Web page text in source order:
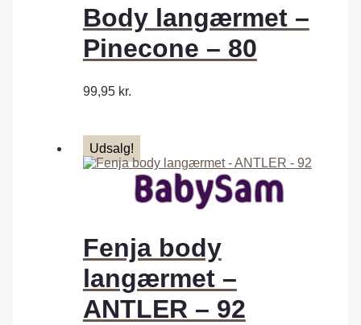
Body langærmet –
Pinecone – 80
99,95 kr.
Udsalg!
Fenja body
langærmet –
ANTLER – 92